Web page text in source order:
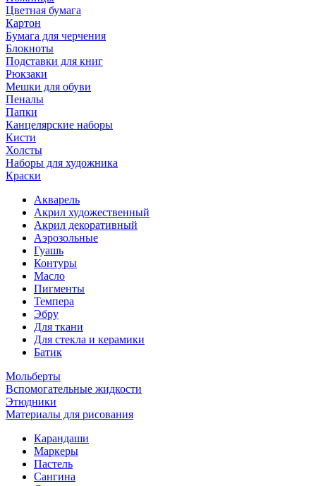
Цветная бумага
Картон
Бумага для черчения
Блокноты
Подставки для книг
Рюкзаки
Мешки для обуви
Пеналы
Папки
Канцелярские наборы
Кисти
Холсты
Наборы для художника
Краски
Акварель
Акрил художественный
Акрил декоративный
Аэрозольные
Гуашь
Контуры
Масло
Пигменты
Темпера
Эбру
Для ткани
Для стекла и керамики
Батик
Мольберты
Вспомогательные жидкости
Этюдники
Материалы для рисования
Карандаши
Маркеры
Пастель
Сангина